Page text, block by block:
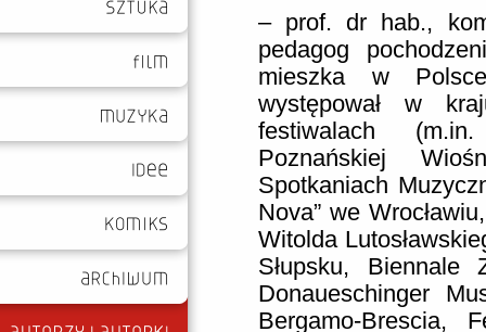
– prof. dr hab.,
pedagog
mieszka w
występował w
festiwalach
Poznańskiej
Spotkaniach
Nova” we
Witolda
Słupsku, Biennale
Donaueschinger
Bergamo-Brescia,